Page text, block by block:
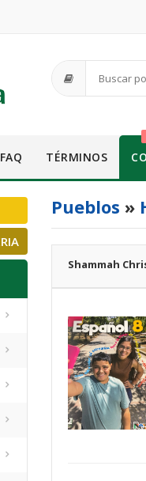
FAQ TÉRMINOS
Pueblos »
Shammah